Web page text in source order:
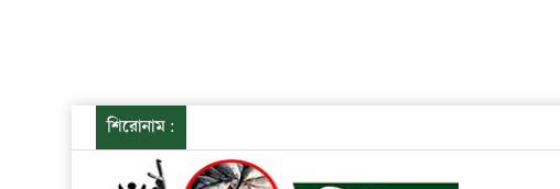
শিরোনাম: